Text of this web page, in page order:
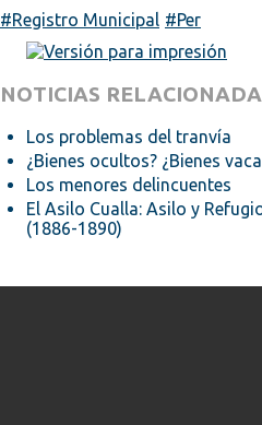
Registro Municipal Per
NOTICIAS
Los problemas del tranvía
¿Bienes ocultos? ¿Bienes
Los menores delincuentes
El Asilo Cualla: Asilo y
(1886-1890)